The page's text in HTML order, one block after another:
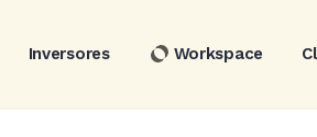
Inversores Workspace